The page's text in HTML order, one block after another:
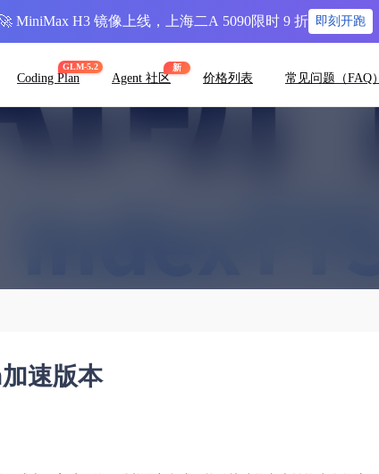
GLM-5.2
Coding Plan
新
Agent 社区 价格列表 常见问题（FAQ）
速版本
🚀 MiniMax H3 镜像上线，上海二A 5090限时 9 折 即刻开跑